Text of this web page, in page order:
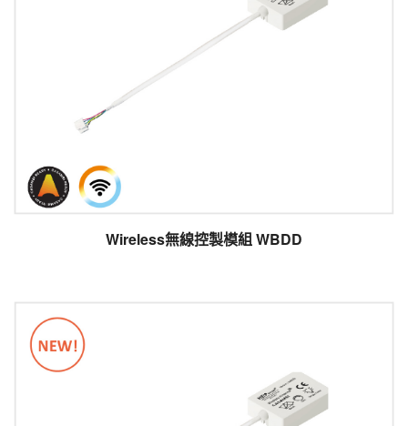
Wireless無線控製模組 WBDD